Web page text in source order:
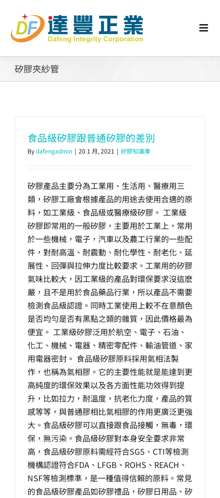
content
認識矽膠
工業零配件
矽膠客製
生產製造
選購指南
公司介紹
聯繫洽詢
矽膠夾紗管
食品級矽膠跟普通矽膠的差別
Bydafengadmin | 20 1 月, 2021 | 矽膠知識庫
矽膠產品主要分為工業用、生活用、醫療用三
類，矽膠工廠會根據產品的用途去使用合適的原
料，如工業級、食品級或醫療級矽膠。 工業級
矽膠即常用的一般矽膠，主要用於工業上，常用
於一些機械，電子，汽車以及農工行業的一些配
件，對耐高溫、耐震動、耐化學性、耐老化、延
展性、回彈與拉伸力度比較要求。工業用的矽膠
氣味比較大，因工業級的產品對環保要求沒這麽
嚴，且不是用於食品藥品行業，所以產品不需要
檢測食品級認證。同時工業使用上較不在意顏色
是否均勻是否有黑點之類的雜質，因此價格最為
便宜。 工業級矽膠泛用於航空、電子、石油、
化工、機械、電器、精密零配件、輸油管道、家
用電器密封。 食品級矽膠原料採用氣相法製
作，也稱為氣相膠。它的主要性能就是能達到更
高純度的環保效果以及各方面性能功效得到提
升，比如拉力，耐溫度，抗老化力度，產品的質
感等等，與普通膠相比氣相膠的作用更廣泛更強
大。食品級矽膠可以直接跟食品接觸，無毒，環
保，無污染。食品級矽膠對本身安全要求非常
高，食品級矽膠原料需經符合SGS、CTI等檢測
機構認證符合FDA、LFGB、ROHS、REACH、
NSF等檢測標準，是一種值得信賴的原料。常見
的食品級矽膠產品如矽膠禮品，矽膠日用品、矽